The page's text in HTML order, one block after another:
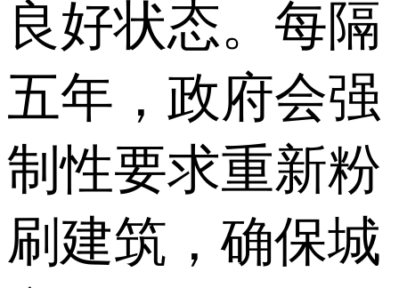
良好状态。每隔
五年，政府会强
制性要求重新粉
刷建筑，确保城